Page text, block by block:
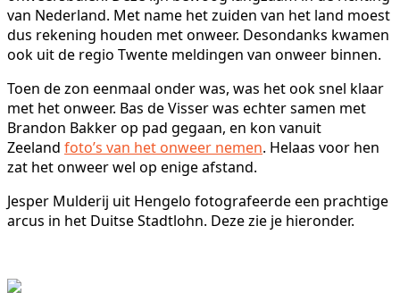
van Nederland. Met name het zuiden van het land moest
dus rekening houden met onweer. Desondanks kwamen
ook uit de regio Twente meldingen van onweer binnen.
Toen de zon eenmaal onder was, was het ook snel klaar
met het onweer. Bas de Visser was echter samen met
Brandon Bakker op pad gegaan, en kon vanuit
Zeeland foto’s van het onweer nemen. Helaas voor hen
zat het onweer wel op enige afstand.
Jesper Mulderij uit Hengelo fotografeerde een prachtige
arcus in het Duitse Stadtlohn. Deze zie je hieronder.